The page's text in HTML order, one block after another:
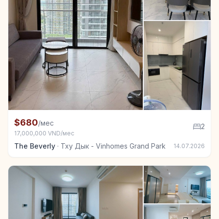
Квартира в аренду в Тху Дык - Vinhomes Grand
$680/мес
17,000,000 VND/мес
2
The Beverly · Тху Дык - Vinhomes Grand Park 14.07.2026